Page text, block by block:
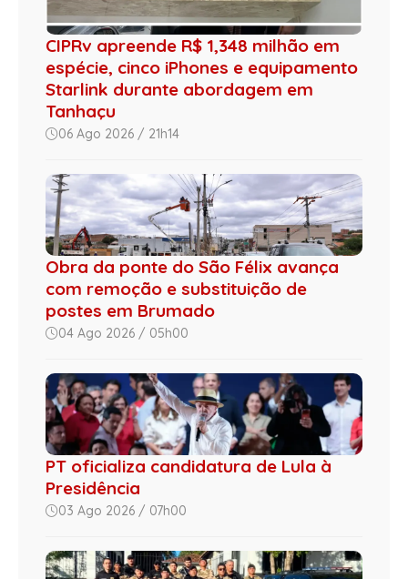
CIPRv apreende R$ 1,348 milhão em
espécie, cinco iPhones e equipamento
Starlink durante abordagem em
Tanhaçu
06 Ago 2026 / 21h14
Obra da ponte do São Félix avança
com remoção e substituição de
postes em Brumado
04 Ago 2026 / 05h00
PT oficializa candidatura de Lula à
Presidência
03 Ago 2026 / 07h00